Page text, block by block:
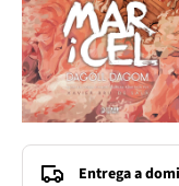
Entrega a